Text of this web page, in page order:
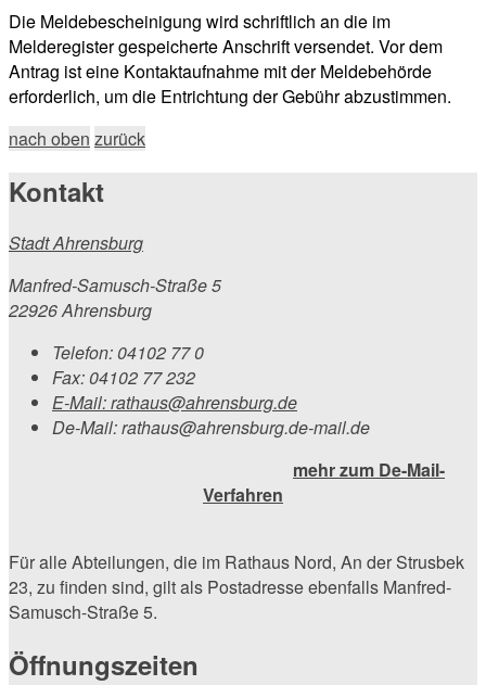
Die Meldebescheinigung wird schriftlich an die im
Melderegister gespeicherte Anschrift versendet. Vor dem
Antrag ist eine Kontaktaufnahme mit der Meldebehörde
erforderlich, um die Entrichtung der Gebühr abzustimmen.
nach oben zurück
Kontakt
Stadt Ahrensburg
Manfred-Samusch-Straße 5
22926 Ahrensburg
Telefon: 04102 77 0
Fax: 04102 77 232
E-Mail:rathaus@ahrensburg.de
De-Mail: rathaus@ahrensburg.de-mail.de
mehr zum De-Mail-
Verfahren
Für alle Abteilungen, die im Rathaus Nord, An der Strusbek
23, zu finden sind, gilt als Postadresse ebenfalls Manfred-
Samusch-Straße 5.
Öffnungszeiten